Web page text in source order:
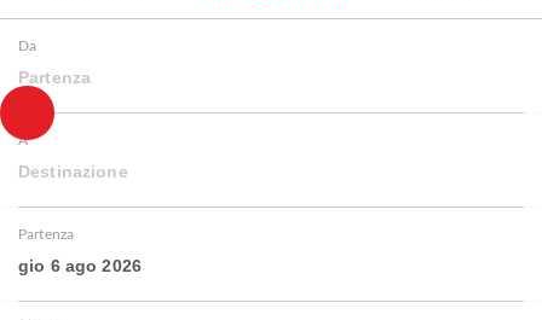
Da
Partenza
A
Destinazione
Partenza
gio 6 ago 2026